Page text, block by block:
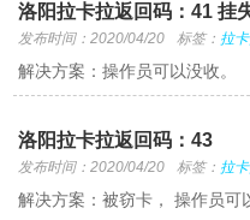
洛阳拉卡拉返回码：41 挂
发布时间：2020/04/20 标签： 拉
解决方案：操作员可以没收。
洛阳拉卡拉返回码：43
发布时间：2020/04/20 标签： 拉
解决方案：被窃卡， 操作员可